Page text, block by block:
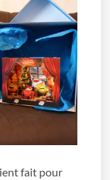
fait pour